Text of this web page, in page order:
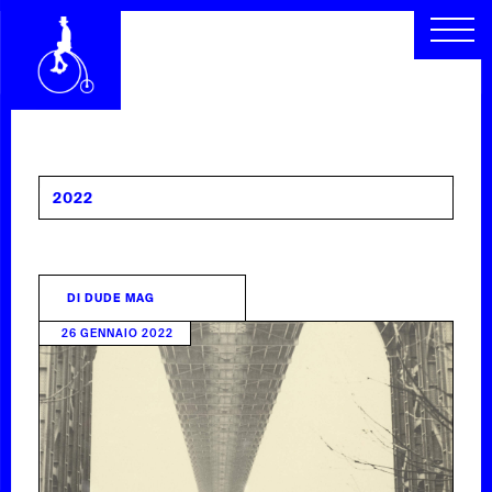
CHI SIAMO
SEGUICI
SCOPRI
RACCONTI
2022
DIDUDE MAG
26 GENNAIO 2022